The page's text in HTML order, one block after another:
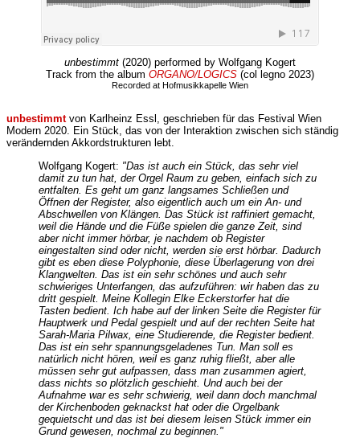
unbestimmt (2020) performed by Wolfgang Kogert
Track from the album ORGANO/LOGICS (col legno 2023)
Recorded at Hofmusikkapelle Wien
unbestimmtvon Karlheinz Essl, geschrieben für das Festival Wien
Modern 2020. Ein Stück, das von der Interaktion zwischen sich ständig
verändernden Akkordstrukturen lebt.
Wolfgang Kogert: "Das ist auch ein Stück, das sehr viel
damit zu tun hat, der Orgel Raum zu geben, einfach sich zu
entfalten. Es geht um ganz langsames Schließen und
Öffnen der Register, also eigentlich auch um ein An- und
Abschwellen von Klängen. Das Stück ist raffiniert gemacht,
weil die Hände und die Füße spielen die ganze Zeit, sind
aber nicht immer hörbar, je nachdem ob Register
eingestalten sind oder nicht, werden sie erst hörbar. Dadurch
gibt es eben diese Polyphonie, diese Überlagerung von drei
Klangwelten. Das ist ein sehr schönes und auch sehr
schwieriges Unterfangen, das aufzuführen: wir haben das zu
dritt gespielt. Meine Kollegin Elke Eckerstorfer hat die
Tasten bedient. Ich habe auf der linken Seite die Register für
Hauptwerk und Pedal gespielt und auf der rechten Seite hat
Sarah-Maria Pilwax, eine Studierende, die Register bedient.
Das ist ein sehr spannungsgeladenes Tun. Man soll es
natürlich nicht hören, weil es ganz ruhig fließt, aber alle
müssen sehr gut aufpassen, dass man zusammen agiert,
dass nichts so plötzlich geschieht. Und auch bei der
Aufnahme war es sehr schwierig, weil dann doch manchmal
der Kirchenboden geknackst hat oder die Orgelbank
gequietscht und das ist bei diesem leisen Stück immer ein
Grund gewesen, nochmal zu beginnen."